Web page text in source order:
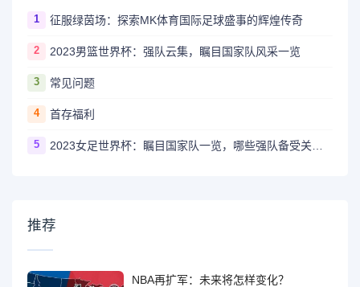
1 征服绿茵场：探索MK体育国际足球盛事的辉煌传奇
2 2023男篮世界杯：强队云集，瞩目国家队风采一览
3 常见问题
4 首存福利
5
推荐
NBA再扩军：未来将怎样变化？